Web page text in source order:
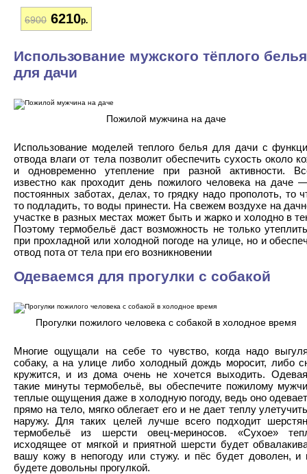
6900 6210р.
Использование мужского тёплого белья
для дачи
Пожилой мужчина на даче
Использование моделей теплого белья для дачи с
отвода влаги от тела позволит обеспечить сухость около
и одновременно утепление при разной активности.
известно как проходит день пожилого человека на даче
постоянных заботах, делах, то грядку надо прополоть, то
то подладить, то воды принести. На свежем воздухе на
участке в разных местах может быть и жарко и холодно в
Поэтому термобельё даст возможность не только
при прохладной или холодной погоде на улице, но и
отвод пота от тела при его возникновении
Одеваемся для прогулки с собакой
Прогулки пожилого человека с собакой в холодное время
Многие ощущали на себе то чувство, когда надо
собаку, а на улице либо холодный дождь моросит, либо
кружится, и из дома очень не хочется выходить.
такие минуты термобельё, вы обеспечите пожилому
теплые ощущения даже в холодную погоду, ведь оно
прямо на тело, мягко облегает его и не дает теплу
наружу. Для таких целей лучше всего подходит
термобельё из шерсти овец-мериносов. «Сухое»
исходящее от мягкой и приятной шерсти будет
вашу кожу в непогоду или стужу. и пёс будет доволен, и
будете довольны прогулкой.